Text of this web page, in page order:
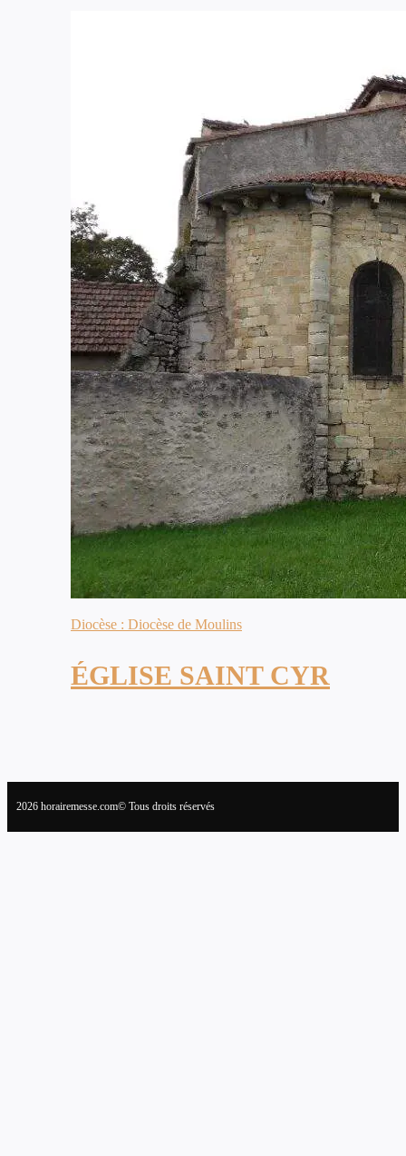
Diocèse : Diocèse de Moulins
ÉGLISE SAINT CYR
2026 horairemesse.com© Tous droits réservés